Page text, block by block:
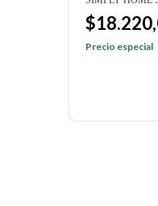
Precio especial